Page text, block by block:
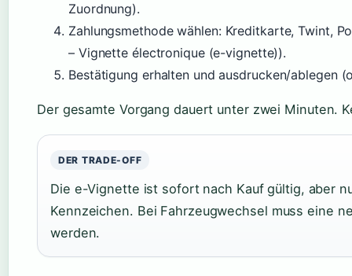
Zuordnung).
Zahlungsmethode wählen: Kreditkarte, Twint,
– Vignette électronique (e-vignette)).
Bestätigung erhalten und ausdrucken/ablegen
Der gesamte Vorgang dauert unter zwei Minuten.
DER TRADE-OFF
Die e-Vignette ist sofort nach Kauf gültig, aber
Kennzeichen. Bei Fahrzeugwechsel muss eine
werden.